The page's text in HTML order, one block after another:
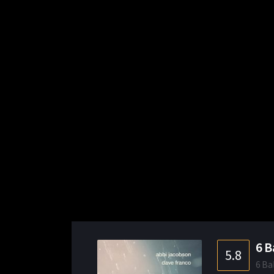
5.8 6
6